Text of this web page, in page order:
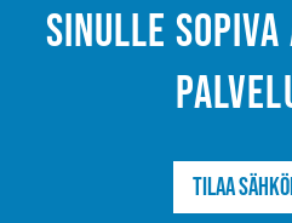
sinulle
Tilaa